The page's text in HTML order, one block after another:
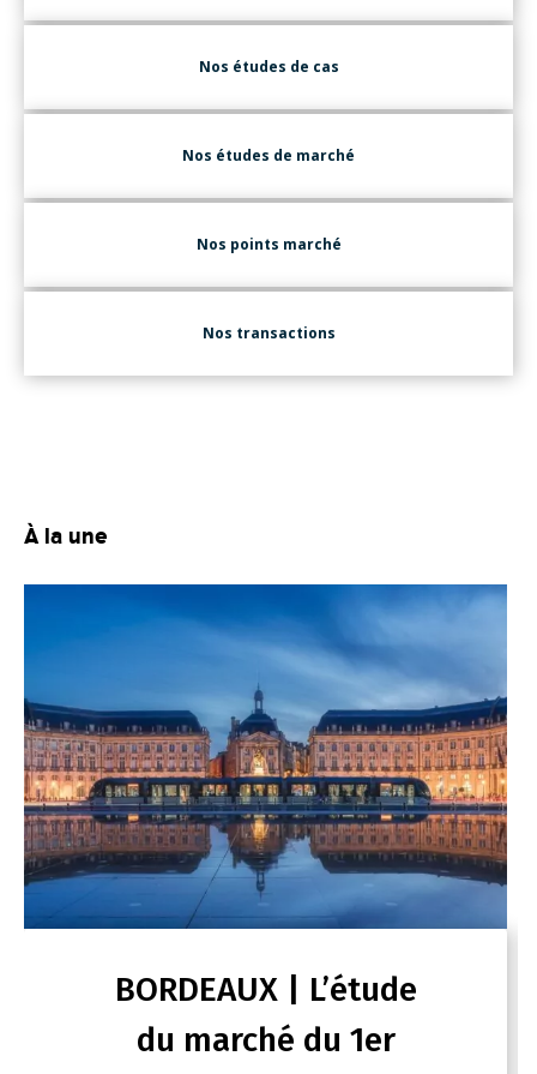
À la une
BORDEAUX | L’étude
du marché du 1er
Nos études de cas
Nos études de marché
Nos points marché
Nos transactions